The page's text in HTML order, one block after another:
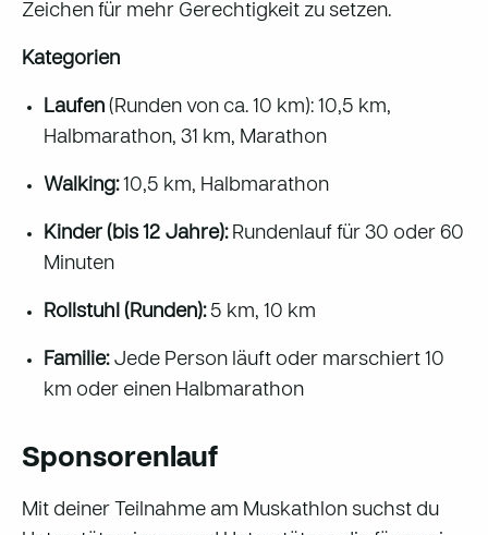
Zeichen für mehr Gerechtigkeit zu setzen.
Kategorien
Laufen (Runden von ca. 10 km): 10,5 km,
Halbmarathon, 31 km, Marathon
Walking:10,5 km, Halbmarathon
Kinder (bis 12 Jahre):Rundenlauf für 30 oder 60
Minuten
Rollstuhl (Runden):5 km, 10 km
Familie:Jede Person läuft oder marschiert 10
km oder einen Halbmarathon
Sponsorenlauf
Mit deiner Teilnahme am Muskathlon suchst du